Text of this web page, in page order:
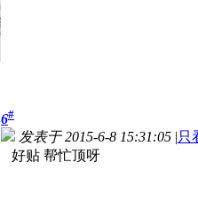
6#
发表于 2015-6-8 15:31:05 |只
好贴 帮忙顶呀